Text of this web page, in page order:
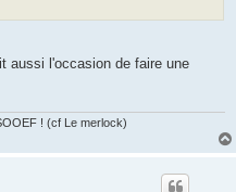
aussi l'occasion de faire une
! (cf Le merlock)